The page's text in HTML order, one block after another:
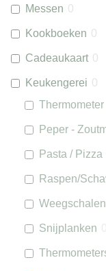
Messen 0
Kookboeken 0
Cadeaukaart 0
Keukengerei 0
Thermometer
Peper -
Pasta / Pizza
Raspen/
Weegschalen
Snijplanken